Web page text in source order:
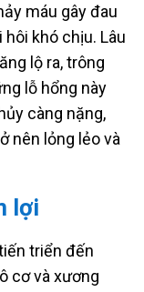
máu gây đau
khó chịu. Lâu
lộ ra, trông
lỗ hổng này
càng nặng,
nên lỏng lẻo và
lợi
triển đến
cơ và xương